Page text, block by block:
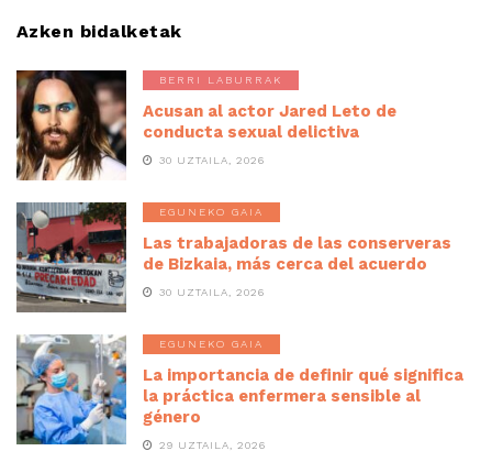
Azken bidalketak
BERRI LABURRAK
Acusan al actor Jared Leto de
conducta sexual delictiva
30 UZTAILA, 2026
EGUNEKO GAIA
Las trabajadoras de las conserveras
de Bizkaia, más cerca del acuerdo
30 UZTAILA, 2026
EGUNEKO GAIA
La importancia de definir qué significa
la práctica enfermera sensible al
género
29 UZTAILA, 2026